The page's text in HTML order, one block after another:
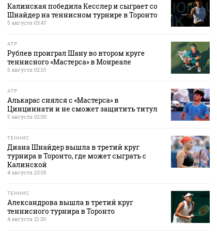
Калинская победила Кесслер и сыграет со
Шнайдер на теннисном турнире в Торонто
5 августа 03:47
ATP
Рублев проиграл Шану во втором круге
теннисного «Мастерса» в Монреале
5 августа 02:10
ATP
Алькарас снялся с «Мастерса» в
Цинциннати и не сможет защитить титул
5 августа 02:00
ТЕННИС
Диана Шнайдер вышла в третий круг
турнира в Торонто, где может сыграть с
Калинской
4 августа 23:05
ТЕННИС
Александрова вышла в третий круг
теннисного турнира в Торонто
4 августа 21:30